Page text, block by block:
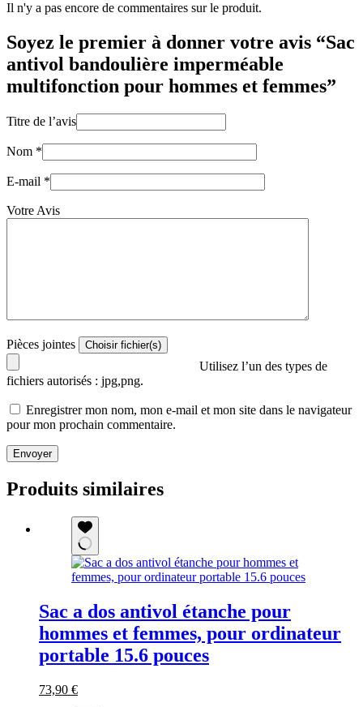
Il n'y a pas encore de commentaires sur le produit.
Soyez le premier à donner votre avis “Sac
antivol bandoulière imperméable
multifonction pour hommes et femmes”
Titre de l’avis
Nom *
E-mail *
Votre Avis
Pièces jointes
Utilisez l’un des types de
fichiers autorisés : jpg,png.
Enregistrer mon nom, mon e-mail et mon site dans le navigateur
pour mon prochain commentaire.
Envoyer
Produits similaires
Sac a dos antivol étanche pour
hommes et femmes, pour ordinateur
portable 15.6 pouces
Le
73,90 €Le
Ce